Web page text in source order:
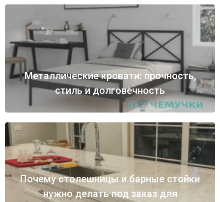
Металлические кровати: прочность,
стиль и долговечность
Почему столешницы и барные стойки
нужно делать под заказ для